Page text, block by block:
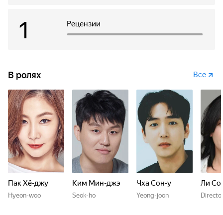
Рецензии
1
В ролях Все
Пак Хё-джу
Hyeon-woo
Ким Мин-джэ
Seok-ho
Чха Сон-у
Yeong-joon
Ли